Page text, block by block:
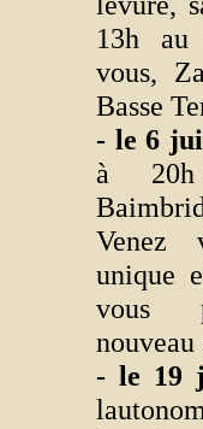
13h au
vous,
Basse
- le 6
à
Venez
unique
vous
nouveau
- le 19